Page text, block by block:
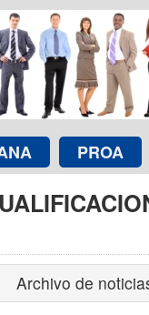
PROA
Archivo de